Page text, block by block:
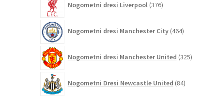
Nogometni dresi Liverpool 376izdelkov
Nogometni dresi Manchester City 464izdelkov
Nogometni dresi Manchester United 325izdelkov
Nogometni Dresi Newcastle United 84izdelkov